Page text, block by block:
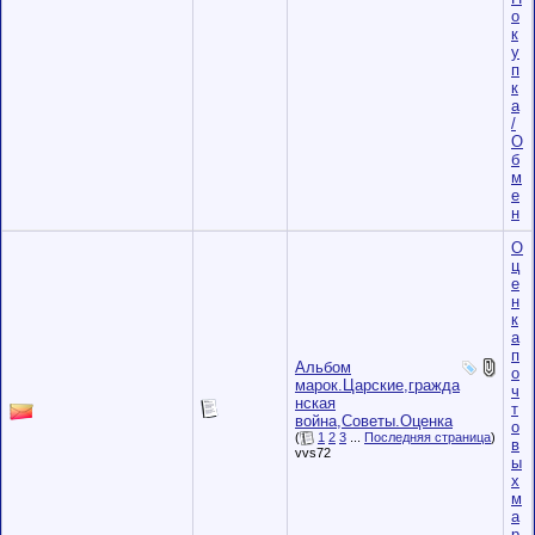
о
к
у
п
к
а
/
О
б
м
е
н
Альбом
марок.Царские,гражда
нская
война,Советы.Оценка
( 1 2 3 Последняя страница)
vvs72
О
ц
е
н
к
а
п
о
ч
т
о
в
ы
х
м
а